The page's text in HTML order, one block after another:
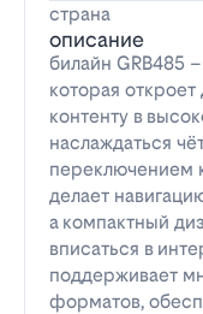
страна
описание
билайн GRB485
которая
контенту в
наслаждаться
переключением
делает
а компактный
вписаться в
поддерживает
форматов,